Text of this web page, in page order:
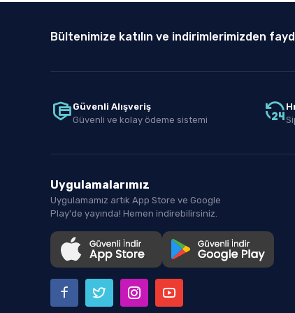
Bültenimize katılın ve indirimlerimizden
Güvenli Alışveriş
Güvenli ve kolay ödeme sistemi
Uygulamalarımız
Uygulamamız artık App Store ve Google
Play'de yayında! Hemen indirebilirsiniz.